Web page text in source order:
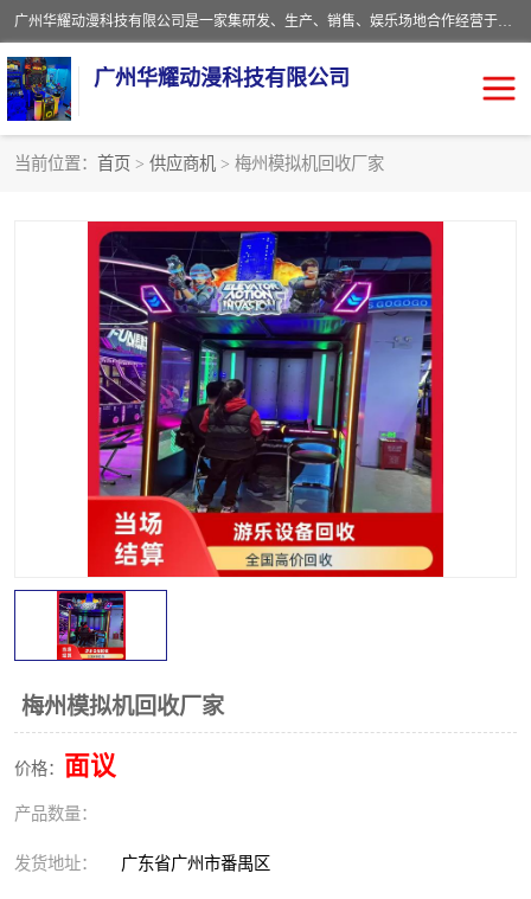
广州华耀动漫科技有限公司是一家集研发、生产、销售、娱乐场地合作经营于一体的动漫游戏公司。本公司拥有一支年轻化集研发生产到售后服务的队伍，及时地为客户提供、赚钱的产品。本公司以雄厚的实力、合理的价格、优良的服务与多家企业建立了长期的合作关系。热诚欢迎各界前来参观、考察、洽谈业务。目前公司经营的产品有：各种捕渔游戏机系列，大型模拟机系列、轮盘机系列、连线机系列、框体机系列、玛莉机系列等。
广州华耀动漫科技有限公司
当前位置： 首页 > 供应商机 > 梅州模拟机回收厂家
梅州模拟机回收厂家
价格： 面议
产品数量：
发货地址： 广东省广州市番禺区
赛车回收 电玩城回收
模拟机回收 儿童机回收
游戏厅回收 *机回收